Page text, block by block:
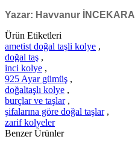
Yazar: Havvanur İNCEKARA
Ürün Etiketleri
ametist doğal taşli kolye ,
doğal taş ,
inci kolye ,
925 Ayar gümüş ,
doğaltaşlı kolye ,
burçlar ve taşlar ,
şifalarına göre doğal taşlar ,
zarif kolyeler
Benzer Ürünler